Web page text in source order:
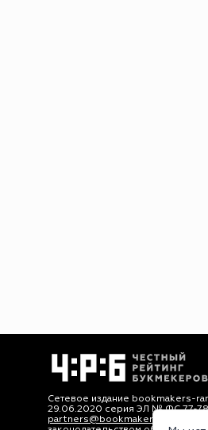
Сетевое издание bookmakers-
29.06.2020 серия ЭЛ № ФС 77-
partners@bookmakers-rank.ru
,